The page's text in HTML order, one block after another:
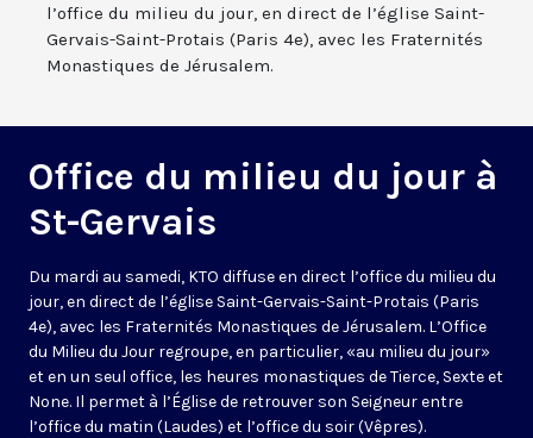
l’office du milieu du jour, en direct de l’église Saint-
Gervais-Saint-Protais (Paris 4e), avec les Fraternités
Monastiques de Jérusalem.
Office du milieu du jour à
St-Gervais
Du mardi au samedi, KTO diffuse en direct l’office du milieu du
jour, en direct de l’église Saint-Gervais-Saint-Protais (Paris
4e), avec les Fraternités Monastiques de Jérusalem. L’Office
du Milieu du Jour regroupe, en particulier, «au milieu du jour»
et en un seul office, les heures monastiques de Tierce, Sexte et
None. Il permet à l’Église de retrouver son Seigneur entre
l’office du matin (Laudes) et l’office du soir (Vêpres).